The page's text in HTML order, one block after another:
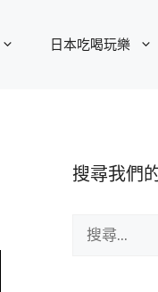
日本吃喝玩樂
搜尋我們
尋: